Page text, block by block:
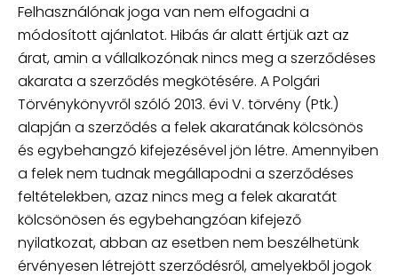
Felhasználónak joga van nem elfogadni a
módosított ajánlatot. Hibás ár alatt értjük azt az
árat, amin a vállalkozónak nincs meg a szerződéses
akarata a szerződés megkötésére. A Polgári
Törvénykönyvről szóló 2013. évi V. törvény (Ptk.)
alapján a szerződés a felek akaratának kölcsönös
és egybehangzó kifejezésével jön létre. Amennyiben
a felek nem tudnak megállapodni a szerződéses
feltételekben, azaz nincs meg a felek akaratát
kölcsönösen és egybehangzóan kifejező
nyilatkozat, abban az esetben nem beszélhetünk
érvényesen létrejött szerződésről, amelyekből jogok